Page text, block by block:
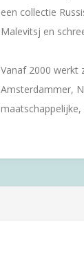
een collectie
Malevitsj en
Vanaf 2000 werkt
Amsterdammer,